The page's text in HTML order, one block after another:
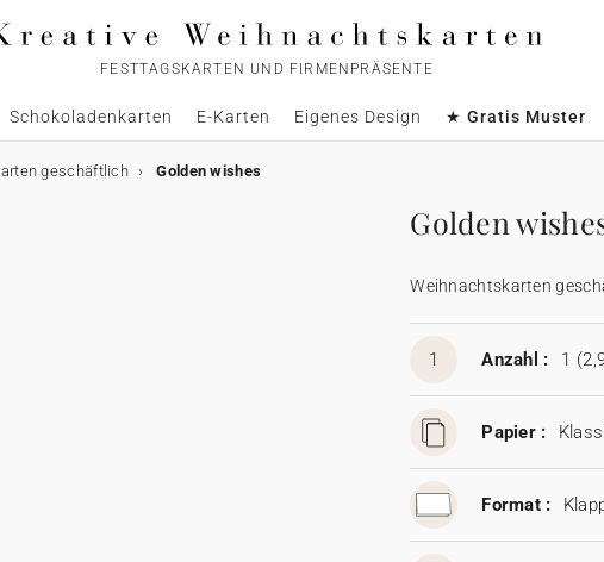
FESTTAGSKARTEN UND FIRMENPRÄSENTE
Schokoladenkarten E-Karten Eigenes Design ★ Gratis Muster
geschäftlich Golden wishes
Golden
Weihnachtskarten
1 Anzahl : 1
Papier :
Format :